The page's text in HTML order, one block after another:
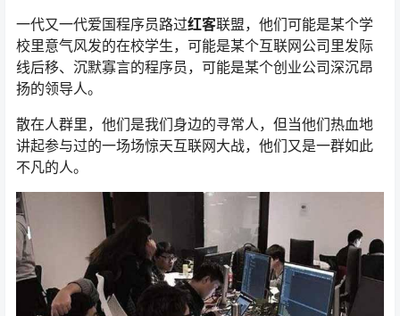
一代又一代爱国程序员路过红客联盟，他们可能是某个学
校里意气风发的在校学生，可能是某个互联网公司里发际
线后移、沉默寡言的程序员，可能是某个创业公司深沉昂
扬的领导人。
散在人群里，他们是我们身边的寻常人，但当他们热血地
讲起参与过的一场场惊天互联网大战，他们又是一群如此
不凡的人。